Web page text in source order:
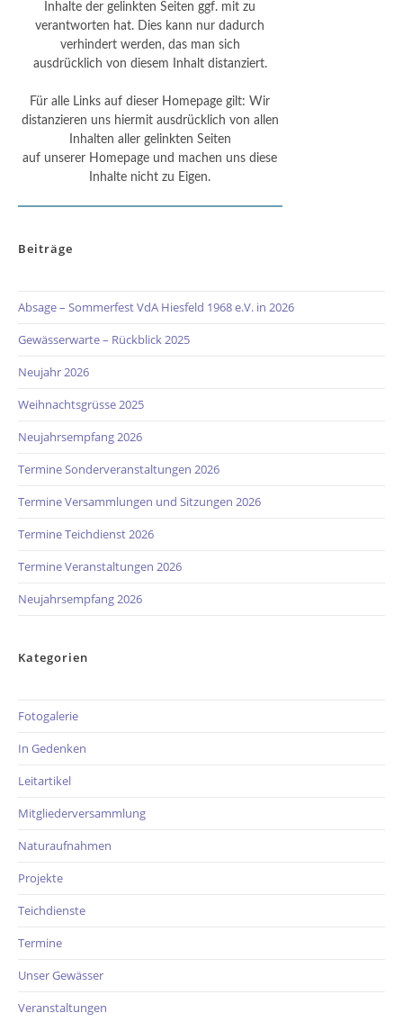
Inhalte der gelinkten Seiten ggf. mit zu
verantworten hat. Dies kann nur dadurch
verhindert werden, das man sich
ausdrücklich von diesem Inhalt distanziert.
Für alle Links auf dieser Homepage gilt: Wir
distanzieren uns hiermit ausdrücklich von allen
Inhalten aller gelinkten Seiten
auf unserer Homepage und machen uns diese
Inhalte nicht zu Eigen.
Beiträge
Absage – Sommerfest VdA Hiesfeld 1968 e.V. in 2026
Gewässerwarte – Rückblick 2025
Neujahr 2026
Weihnachtsgrüsse 2025
Neujahrsempfang 2026
Termine Sonderveranstaltungen 2026
Termine Versammlungen und Sitzungen 2026
Termine Teichdienst 2026
Termine Veranstaltungen 2026
Neujahrsempfang 2026
Kategorien
Fotogalerie
In Gedenken
Leitartikel
Mitgliederversammlung
Naturaufnahmen
Projekte
Teichdienste
Termine
Unser Gewässer
Veranstaltungen